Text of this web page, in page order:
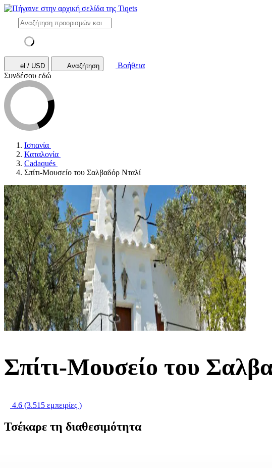
el / USD Αναζήτηση
Βοήθεια
Συνδέσου εδώ
Ισπανία
Καταλονία
Cadaqués
Σπίτι-Μουσείο του Σαλβαδόρ Νταλί
Σπίτι-Μουσείο του
4.6 (3.515 εμπειρίες )
Τσέκαρε τη διαθεσιμότητα